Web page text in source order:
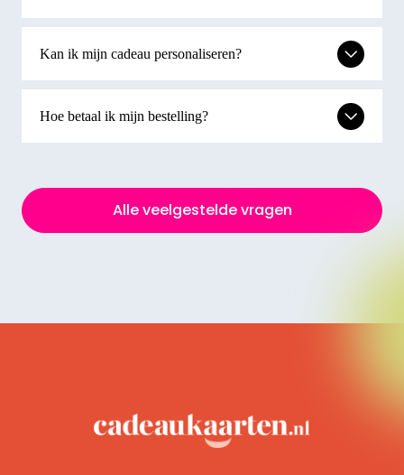
Kan ik mijn cadeau personaliseren?
Hoe betaal ik mijn bestelling?
Alle veelgestelde vragen